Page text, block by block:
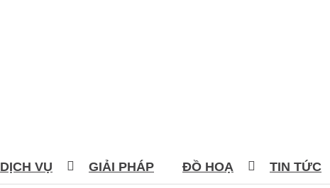
DỊCH VỤ GIẢI PHÁP ĐỒ HOẠ TIN TỨC